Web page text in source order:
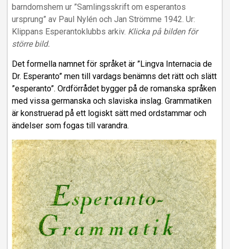
barndomshem ur ”Samlingsskrift om esperantos
ursprung” av Paul Nylén och Jan Strömme 1942. Ur:
Klippans Esperantoklubbs arkiv. Klicka på bilden för
större bild.
Det formella namnet för språket är ”Lingva Internacia de
Dr. Esperanto” men till vardags benämns det rätt och slätt
”esperanto”. Ordförrådet bygger på de romanska språken
med vissa germanska och slaviska inslag. Grammatiken
är konstruerad på ett logiskt sätt med ordstammar och
ändelser som fogas till varandra.